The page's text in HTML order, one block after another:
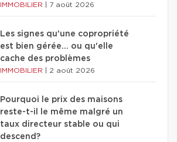
IMMOBILIER 7 août 2026
Les signes qu'une copropriété
est bien gérée… ou qu'elle
cache des problèmes
IMMOBILIER 2 août 2026
Pourquoi le prix des maisons
reste-t-il le même malgré un
taux directeur stable ou qui
descend?